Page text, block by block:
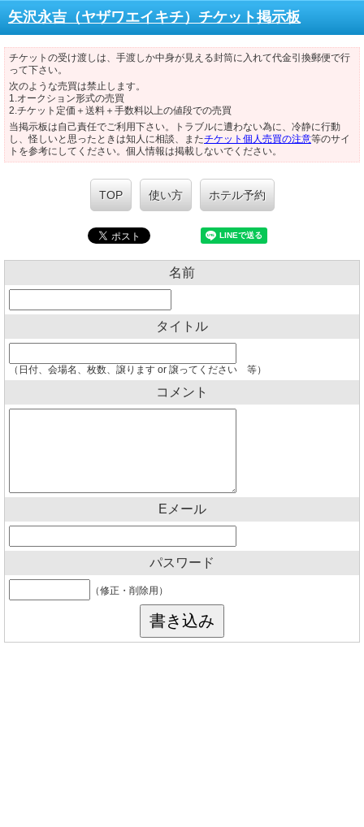
矢沢永吉（ヤザワエイキチ）チケット掲示板
チケットの受け渡しは、手渡しか中身が見える封筒に入れて代金引換郵便で行
って下さい。
次のような売買は禁止します。
1.オークション形式の売買
2.チケット定価＋送料＋手数料以上の値段での売買
当掲示板は自己責任でご利用下さい。トラブルに遭わない為に、冷静に行動
し、怪しいと思ったときは知人に相談、またチケット個人売買の注意等のサイ
トを参考にしてください。個人情報は掲載しないでください。
TOP 使い方 ホテル予約
名前
タイトル
（日付、会場名、枚数、譲ります or 譲ってください 等）
コメント
Eメール
パスワード
（修正・削除用）